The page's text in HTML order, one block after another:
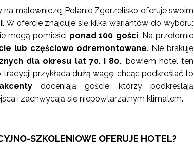
na malowniczej Polanie Zgorzelisko oferuje swoim
. W ofercie znajduje się kilka wariantów do wyboru:
mogą pomieści ponad 100 gości. Na przełomie
lub częściowo odremontowane. Nie brakuje
dla okresu lat 70. i 80., bowiem hotel ten
przykłada dużą wagę, chcąc podkreślać to
doceniają goście, którzy podkreślają
i zachwycają się niepowtarzalnym klimatem.
SZKOLENIOWE OFERUJE HOTEL?